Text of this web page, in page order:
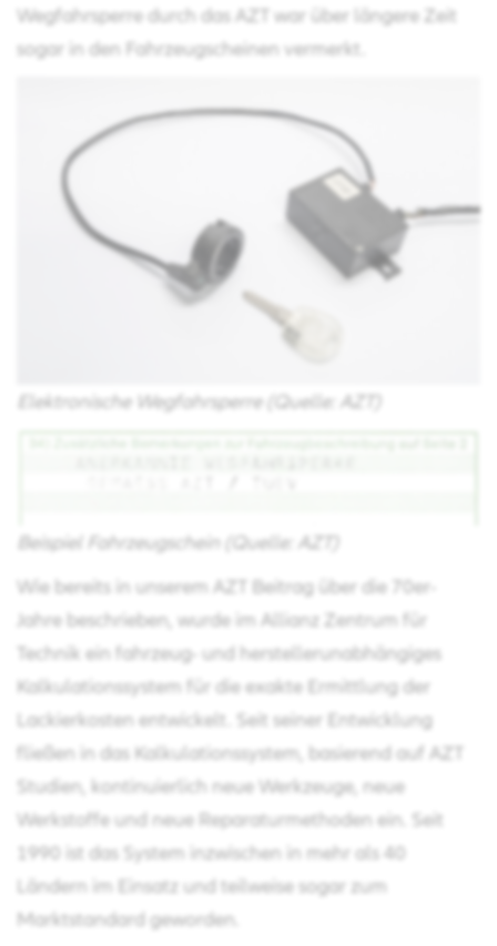
Wegfahrsperre durch das AZT war über längere Zeit
sogar in den Fahrzeugscheinen vermerkt.
Elektronische Wegfahrsperre (Quelle: AZT)
Beispiel Fahrzeugschein (Quelle: AZT)
Wie bereits in unserem AZT Beitrag über die 70er-
Jahre beschrieben, wurde im Allianz Zentrum für
Technik ein fahrzeug- und herstellerunabhängiges
Kalkulationssystem für die exakte Ermittlung der
Lackierkosten entwickelt. Seit seiner Entwicklung
fließen in das Kalkulationssystem, basierend auf AZT
Studien, kontinuierlich neue Werkzeuge, neue
Werkstoffe und neue Reparaturmethoden ein. Seit
1990 ist das System inzwischen in mehr als 40
Ländern im Einsatz und teilweise sogar zum
Marktstandard geworden.